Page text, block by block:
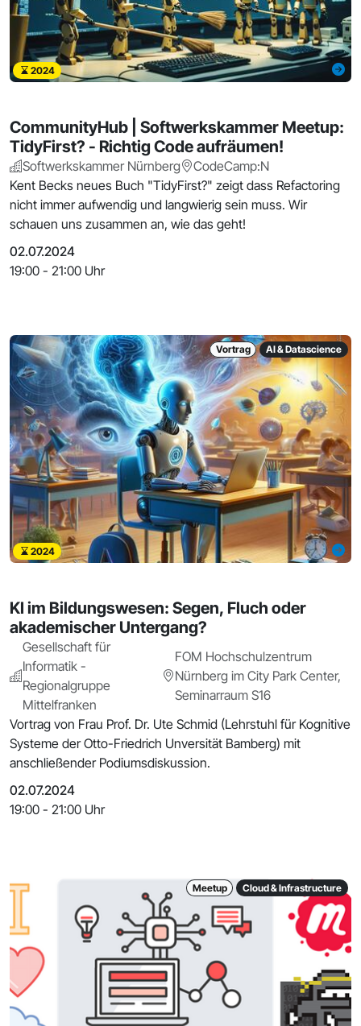
2024
CommunityHub | Softwerkskammer Meetup:
TidyFirst? - Richtig Code aufräumen!
Softwerkskammer Nürnberg
CodeCamp:N
Kent Becks neues Buch "TidyFirst?" zeigt dass Refactoring
nicht immer aufwendig und langwierig sein muss. Wir
schauen uns zusammen an, wie das geht!
02.07.2024
19:00 - 21:00 Uhr
Vortrag AI & Datascience
2024
KI im Bildungswesen: Segen, Fluch oder
akademischer Untergang?
Gesellschaft für
Informatik -
Regionalgruppe
Mittelfranken
FOM Hochschulzentrum
Nürnberg im City Park Center,
Seminarraum S16
Vortrag von Frau Prof. Dr. Ute Schmid (Lehrstuhl für Kognitive
Systeme der Otto-Friedrich Unversität Bamberg) mit
anschließender Podiumsdiskussion.
02.07.2024
19:00 - 21:00 Uhr
Meetup Cloud & Infrastructure